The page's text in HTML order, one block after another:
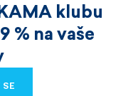
klubu
% na vaše
SE